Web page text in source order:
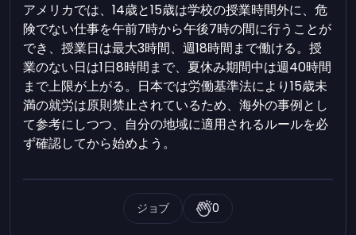
アメリカでは、14歳と15歳は学校の授業時間外に、危
険でない仕事を午前7時から午後7時の間に行うことが
でき、授業日は最大3時間、週18時間まで働ける。授
業のない日は1日8時間まで、夏休み期間中は週40時間
まで上限が上がる。日本では労働基準法により15歳未
満の就労は原則禁止されているため、海外の事例とし
て参考にしつつ、自分の地域に適用されるルールを必
ず確認してから始めよう。
ジョブ 0